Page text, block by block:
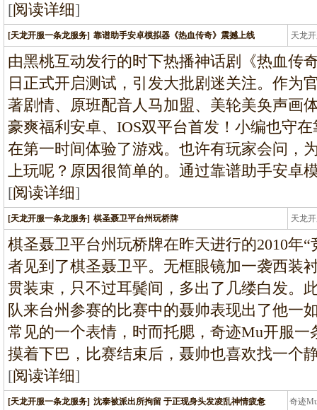
[阅读详细]
[天龙开服一条龙服务] 靠谱助手安卓模拟器《热血传奇》震撼上线 天龙
龙
由黑桃互动发行的时下热播神话剧《热血传
日正式开启测试，引发大批剧迷关注。作为
著剧情、原班配音人马加盟、美轮美奂声画
豪爽福利安卓、IOS双平台首发！小编也守
在第一时间体验了游戏。也许有玩家会问，
上玩呢？原因很简单的。通过靠谱助手安卓
[阅读详细]
[天龙开服一条龙服务] 棋圣聂卫平台州玩桥牌 天龙
龙
棋圣聂卫平台州玩桥牌在昨天进行的2010年
者见到了棋圣聂卫平。无框眼镜加一袭西装
贯装束，只不过耳鬓间，多出了几缕白发。
队来台州参赛的比赛中的聂帅表现出了他一
常见的一个表情，时而托腮，奇迹Mu开服
摸着下巴，比赛结束后，聂帅也喜欢找一个
[阅读详细]
[天龙开服一条龙服务] 沈泰被派出所拘留 于正现身头发凌乱神情疲惫 奇迹